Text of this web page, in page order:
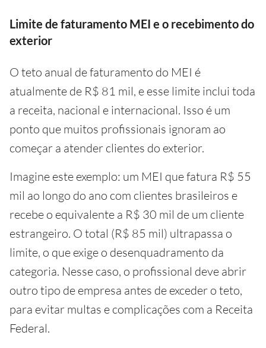
Limite de faturamento MEI e o recebimento do
exterior
O teto anual de faturamento do MEI é
atualmente de R$ 81 mil, e esse limite inclui toda
a receita, nacional e internacional. Isso é um
ponto que muitos profissionais ignoram ao
começar a atender clientes do exterior.
Imagine este exemplo: um MEI que fatura R$ 55
mil ao longo do ano com clientes brasileiros e
recebe o equivalente a R$ 30 mil de um cliente
estrangeiro. O total (R$ 85 mil) ultrapassa o
limite, o que exige o desenquadramento da
categoria. Nesse caso, o profissional deve abrir
outro tipo de empresa antes de exceder o teto,
para evitar multas e complicações com a Receita
Federal.